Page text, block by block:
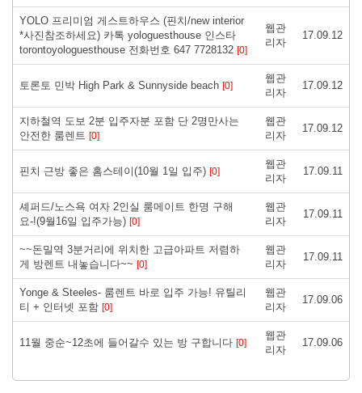
YOLO 프리미엄 게스트하우스 (핀치/new interior
*사진참조하세요) 카톡 yologuesthouse 인스타
torontoyologuesthouse 전화번호 647 7728132 [0]
웹관
리자
17.09.12
토론토 민박 High Park & Sunnyside beach [0]
웹관
리자
17.09.12
지하철역 도보 2분 입주자분 포함 단 2명만사는
안전한 룸렌트 [0]
웹관
리자
17.09.12
핀치 근방 좋은 홈스테이(10월 1일 입주) [0]
웹관
리자
17.09.11
셰퍼드/노스욕 여자 2인실 룸메이트 한명 구해
요-!(9월16일 입주가능) [0]
웹관
리자
17.09.11
~~돈밀역 3분거리에 위치한 고급아파트 저렴하
게 방렌트 내놓습니다~~ [0]
웹관
리자
17.09.11
Yonge & Steeles- 룸렌트 바로 입주 가능! 유틸리
티 + 인터넷 포함 [0]
웹관
리자
17.09.06
11월 중순~12초에 들어갈수 있는 방 구합니다 [0]
웹관
리자
17.09.06